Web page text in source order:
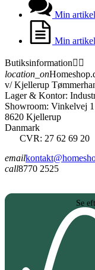
Min
Min
Butiksinformation 
location_on
v/ Kjellerup
Lager & Kontor:
Showroom: Vinkelvej 1
8620 Kjellerup
Danmark
CVR: 27 62 69 20
email
call8770 2525
Se